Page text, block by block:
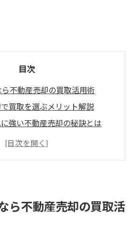
目次
不動産売却の買取活用術
買取を選ぶメリット解説
強い不動産売却の秘訣とは
の買取が速さで選ばれる理由
茨木市で注目される理由とは
ら不動産売却の買取活